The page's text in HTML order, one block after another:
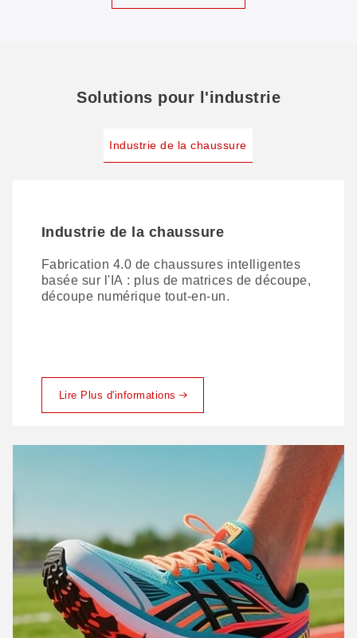
Solutions pour l'industrie
Industrie de la chaussure
Industrie de la chaussure
Fabrication 4.0 de chaussures intelligentes
basée sur l'IA : plus de matrices de découpe,
découpe numérique tout-en-un.
Lire Plus d'informations